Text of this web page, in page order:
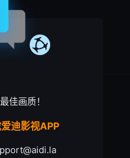
佳画质！
迪影视APP